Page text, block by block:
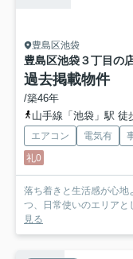
豊島区池袋
豊島区池袋３丁目の
過去掲載物件
/築46年
山手線「池袋」駅 徒
エアコン 電気有
礼0
落ち着きと生活感が心地
つ、日常使いのエリアと
見る